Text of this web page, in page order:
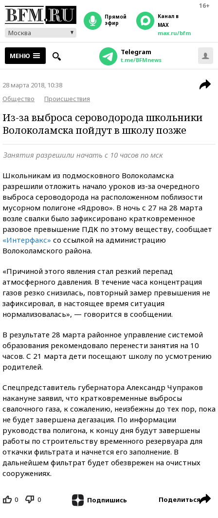
16+
Москва
прямой
эфир
Канал в
MAX
max.ru/bfm
МЕНЮ Telegram
t.me/BFMnews
28 марта 2018, 10:38
Общество
Происшествия
Из-за выброса сероводорода школьники
Волоколамска пойдут в школу позже
Занятия разрешили начать с 10 часов по мск
Школьникам из подмосковного Волоколамска
разрешили отложить начало уроков из-за очередного
выброса сероводорода на расположенном поблизости
мусорном полигоне «Ядрово». В ночь с 27 на 28 марта
возле свалки было зафиксировано кратковременное
разовое превышение ПДК по этому веществу, сообщает
«Интерфакс» со ссылкой на администрацию
Волоколамского района.
«Причиной этого явления стал резкий перепад
атмосферного давления. В течение часа концентрация
газов резко снизилась, повторный замер превышения не
зафиксировал, в настоящее время ситуация
нормализовалась», — говорится в сообщении.
В результате 28 марта районное управление системой
образования рекомендовало перенести занятия на 10
часов. С 21 марта дети посещают школу по усмотрению
родителей.
Спецпредставитель губернатора Александр Чупраков
накануне заявил, что кратковременные выбросы
свалочного газа, к сожалению, неизбежны до тех пор, пока
не будет завершена дегазация. По информации
руководства полигона, к концу дня будут завершены
работы по строительству временного резервуара для
откачки фильтрата и начнется его заполнение. В
дальнейшем фильтрат будет обезврежен на очистных
сооружениях.
0 0 Подпишись Поделиться